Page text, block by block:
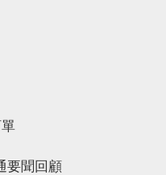
要聞回顧